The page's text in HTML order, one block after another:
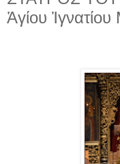
Ἁγίου